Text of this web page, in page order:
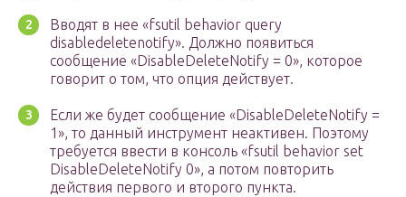
Вводят в нее «fsutil behavior query
disabledeletenotify». Должно появиться
сообщение «DisableDeleteNotify = 0», которое
говорит о том, что опция действует.
Если же будет сообщение «DisableDeleteNotify =
1», то данный инструмент неактивен. Поэтому
требуется ввести в консоль «fsutil behavior set
DisableDeleteNotify 0», а потом повторить
действия первого и второго пункта.